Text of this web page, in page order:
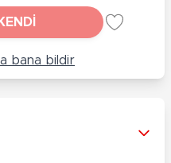
bana bildir